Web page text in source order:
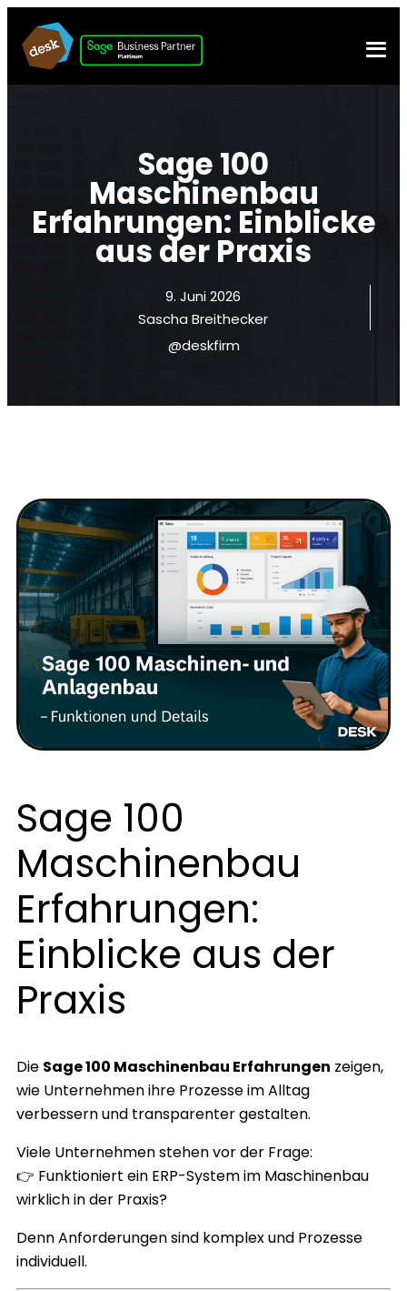
Sage 100
Maschinenbau
Erfahrungen: Einblicke
aus der Praxis
9. Juni 2026
Sascha Breithecker
@deskfirm
Sage 100
Maschinenbau
Erfahrungen:
Einblicke aus der
Praxis
Die Sage 100 Maschinenbau Erfahrungen zeigen,
wie Unternehmen ihre Prozesse im Alltag
verbessern und transparenter gestalten.
Viele Unternehmen stehen vor der Frage:
👉 Funktioniert ein ERP-System im Maschinenbau
wirklich in der Praxis?
Denn Anforderungen sind komplex und Prozesse
individuell.